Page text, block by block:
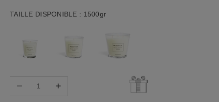
TAILLE DISPONIBLE : 1500grTaille disponible
Diminuer la quantitéDiminuer la quantité